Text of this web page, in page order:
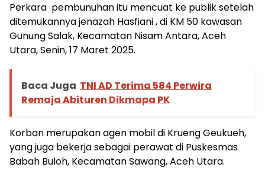
Perkara pembunuhan itu mencuat ke publik setelah
ditemukannya jenazah Hasfiani , di KM 50 kawasan
Gunung Salak, Kecamatan Nisam Antara, Aceh
Utara, Senin, 17 Maret 2025.
Baca Juga TNI AD Terima 584 Perwira
Remaja Abituren Dikmapa PK
Korban merupakan agen mobil di Krueng Geukueh,
yang juga bekerja sebagai perawat di Puskesmas
Babah Buloh, Kecamatan Sawang, Aceh Utara.